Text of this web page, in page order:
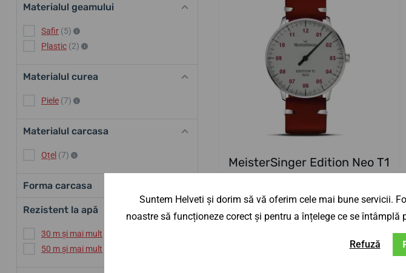
Materialul geamului
Safir (5)
Plastic (2)
Materialul curea
Piele (7)
Materialul carcasa
Oțel (7)
Forma carcasa
Rezistent la apă
30 m și mai mult
50 m și mai mult
MeisterSinger Edition Neo T1
11 993,94 lei Adaugă in coş
Suntem Helveti și dorim să vă oferim cele mai bune servicii.
noastre să funcționeze corect și pentru a înțelege ce se
Refuză